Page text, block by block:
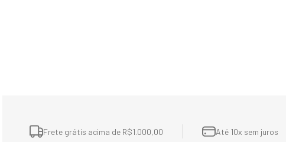
Frete grátis acima de R$1.000,00
Até 10x sem juros